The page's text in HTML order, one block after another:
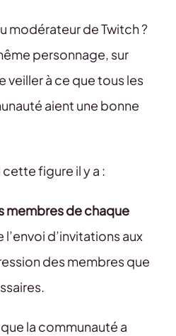
modérateur de Twitch ?
personnage, sur
veiller à ce que tous les
aient une bonne
figure il y a :
membres de chaque
l’envoi d’invitations aux
des membres que
que la communauté a